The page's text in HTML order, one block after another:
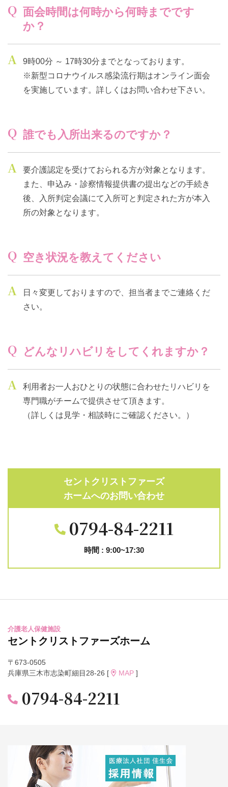
Q 面会時間は何時から何時までです
か？
A
9時00分 ～ 17時30分までとなっております。
※新型コロナウイルス感染流行期はオンライン面会
を実施しています。詳しくはお問い合わせ下さい。
Q 誰でも入所出来るのですか？
A
要介護認定を受けておられる方が対象となります。
また、申込み・診察情報提供書の提出などの手続き
後、入所判定会議にて入所可と判定された方が本入
所の対象となります。
Q 空き状況を教えてください
A
日々変更しておりますので、担当者までご連絡くだ
さい。
Q どんなリハビリをしてくれますか？
A
利用者お一人おひとりの状態に合わせたリハビリを
専門職がチームで提供させて頂きます。
（詳しくは見学・相談時にご確認ください。）
セントクリストファーズ
ホームへのお問い合わせ
0794-84-2211
時間 : 9:00~17:30
介護老人保健施設
セントクリストファーズホーム
〒673-0505
兵庫県三木市志染町細目28-26 [
MAP ]
0794-84-2211
メールでのお問い合わせ